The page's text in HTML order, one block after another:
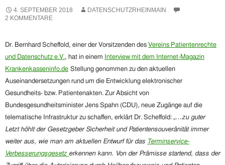
4. SEPTEMBER 2018
DATENSCHUTZRHEINMAIN
2 KOMMENTARE
Dr. Bernhard Scheffold, einer der Vorsitzenden des Vereins Patientenrechte
und Datenschutz e.V., hat in einem
Interview mit dem Internet-Magazin
Krankenkasseninfo.de Stellung genommen zu den aktuellen
Auseinandersetzungen rund um die Entwicklung elektronischer
Gesundheits- bzw. Patientenakten. Zur Absicht von
Bundesgesundheitsminister Jens Spahn (CDU), neue Zugänge auf die
telematische Infrastruktur zu schaffen, erklärt Dr. Scheffold: „…zu guter
Letzt höhlt der Gesetzgeber Sicherheit und Patientensouveränität immer
weiter aus, wie man am aktuellen Entwurf für das Terminservice-
Verbesserungsgesetz erkennen kann. Von der Prämisse startend, dass der